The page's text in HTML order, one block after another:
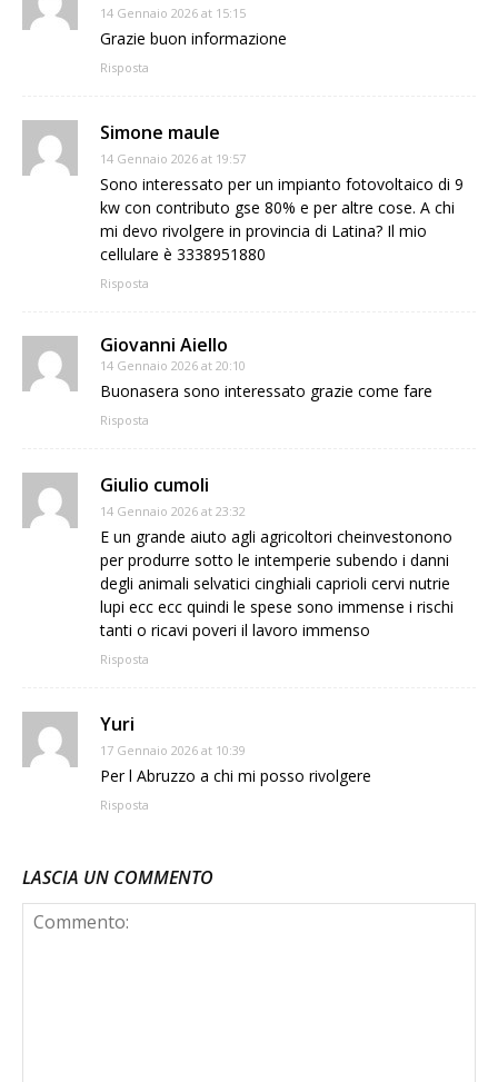
14 Gennaio 2026 at 15:15
Grazie buon informazione
Risposta
Simone maule
14 Gennaio 2026 at 19:57
Sono interessato per un impianto fotovoltaico di 9
kw con contributo gse 80% e per altre cose. A chi
mi devo rivolgere in provincia di Latina? Il mio
cellulare è 3338951880
Risposta
Giovanni Aiello
14 Gennaio 2026 at 20:10
Buonasera sono interessato grazie come fare
Risposta
Giulio cumoli
14 Gennaio 2026 at 23:32
E un grande aiuto agli agricoltori cheinvestonono
per produrre sotto le intemperie subendo i danni
degli animali selvatici cinghiali caprioli cervi nutrie
lupi ecc ecc quindi le spese sono immense i rischi
tanti o ricavi poveri il lavoro immenso
Risposta
Yuri
17 Gennaio 2026 at 10:39
Per l Abruzzo a chi mi posso rivolgere
Risposta
LASCIA UN COMMENTO